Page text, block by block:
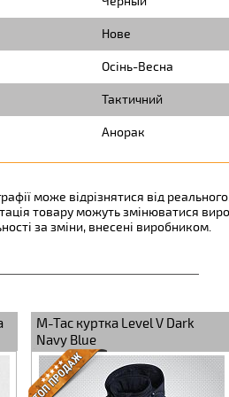
Нове
Осінь-Весна
Тактичний
Анорак
може відрізнятися від
товару можуть змінюватися
за зміни, внесені виробником.
M-Tac куртка Stalker Gen.III
Black